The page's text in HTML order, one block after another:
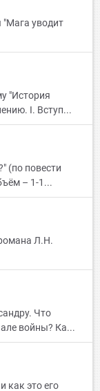
"Мага уводит
"История
I. Вступ...
(по повести
– 1-1...
Л.Н.
Что
войны? Ка...
как это его